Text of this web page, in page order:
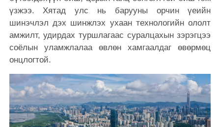
үзжээ. Хятад улс нь барууны орчин үеийн
шинэчлэл дэх шинжлэх ухаан технологийн ололт
амжилт, удирдах туршлагаас суралцахын зэрэгцээ
соёлын уламжлалаа өвлөн хамгаалдаг өвөрмөц
онцлогтой.